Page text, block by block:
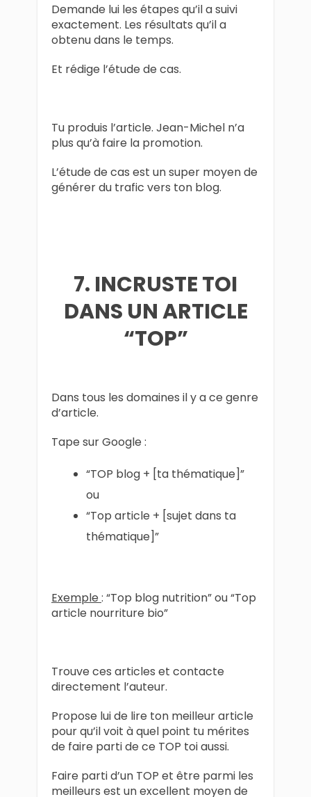
Demande lui les étapes qu’il a suivi
exactement. Les résultats qu’il a
obtenu dans le temps.
Et rédige l’étude de cas.
Tu produis l’article. Jean-Michel n’a
plus qu’à faire la promotion.
L’étude de cas est un super moyen de
générer du trafic vers ton blog.
7. INCRUSTE TOI
DANS UN ARTICLE
“TOP”
Dans tous les domaines il y a ce genre
d’article.
Tape sur Google :
“TOP blog + [ta thématique]”
ou
“Top article + [sujet dans ta
thématique]”
Exemple : “Top blog nutrition” ou “Top
article nourriture bio”
Trouve ces articles et contacte
directement l’auteur.
Propose lui de lire ton meilleur article
pour qu’il voit à quel point tu mérites
de faire parti de ce TOP toi aussi.
Faire parti d’un TOP et être parmi les
meilleurs est un excellent moyen de